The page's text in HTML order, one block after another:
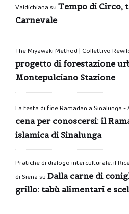
Valdichiana su Tempo di Circo,
Carnevale
The Miyawaki Method | Collettivo
progetto di forestazione
Montepulciano Stazione
La festa di fine Ramadan a Sinalunga -
cena per conoscersi: il
islamica di Sinalunga
Pratiche di dialogo interculturale: il
di Siena su Dalla carne di
grillo: tabù alimentari e